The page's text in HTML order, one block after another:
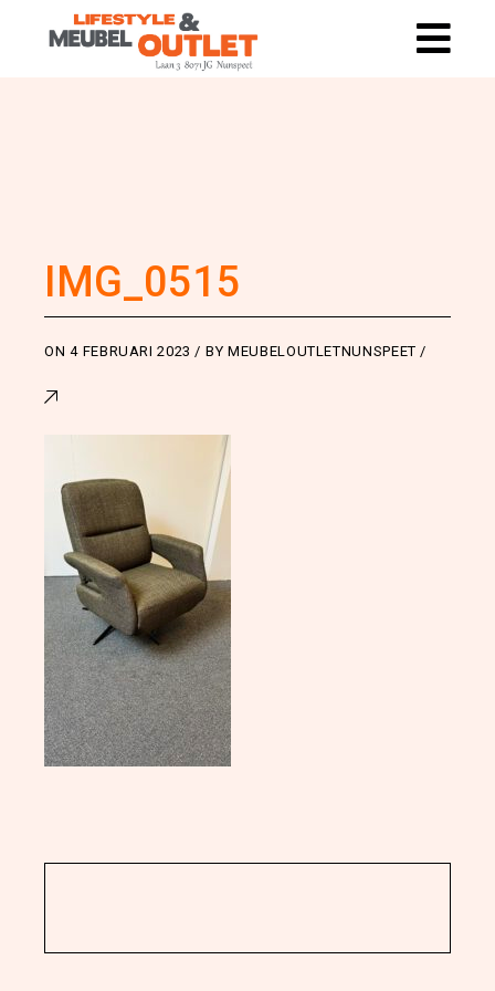
IMG_0515
ON4 FEBRUARI 2023 BY MEUBELOUTLETNUNSPEET